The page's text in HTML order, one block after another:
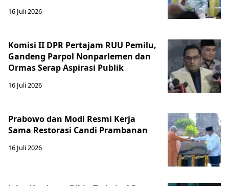
16 Juli 2026
Komisi II DPR Pertajam RUU Pemilu,
Gandeng Parpol Nonparlemen dan
Ormas Serap Aspirasi Publik
16 Juli 2026
Prabowo dan Modi Resmi Kerja
Sama Restorasi Candi Prambanan
16 Juli 2026